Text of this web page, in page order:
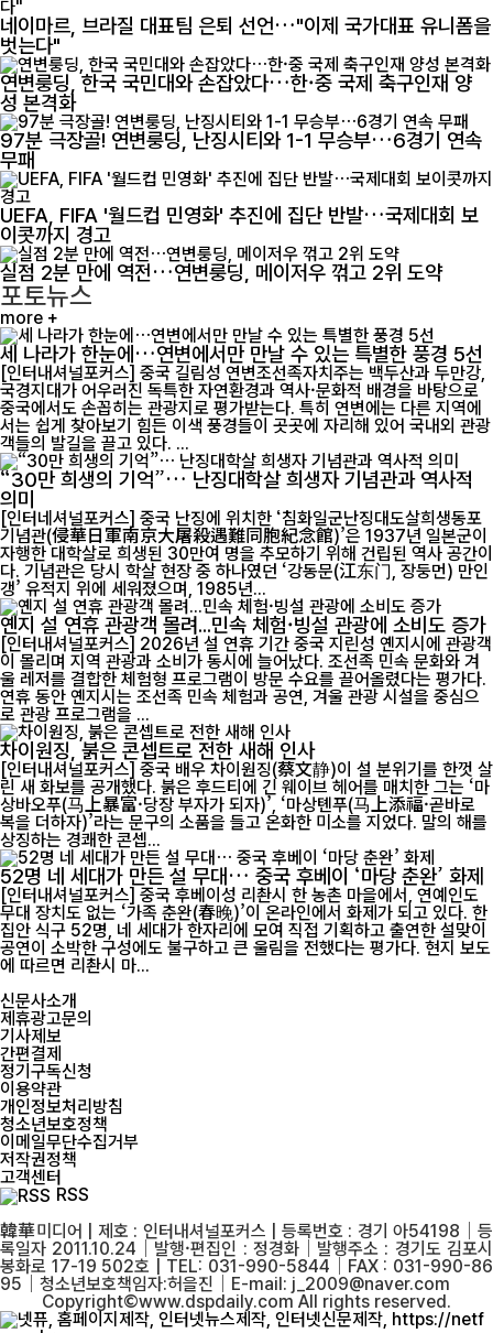
네이마르, 브라질 대표팀 은퇴 선언…"이제 국가대표 유니폼을
벗는다"
연변룽딩, 한국 국민대와 손잡았다…한·중 국제 축구인재 양
성 본격화
97분 극장골! 연변룽딩, 난징시티와 1-1 무승부…6경기 연속
무패
UEFA, FIFA '월드컵 민영화' 추진에 집단 반발…국제대회 보
이콧까지 경고
실점 2분 만에 역전…연변룽딩, 메이저우 꺾고 2위 도약
포토뉴스
more +
세 나라가 한눈에…연변에서만 만날 수 있는 특별한 풍경 5선
[인터내셔널포커스] 중국 길림성 연변조선족자치주는 백두산과 두만강,
국경지대가 어우러진 독특한 자연환경과 역사·문화적 배경을 바탕으로
중국에서도 손꼽히는 관광지로 평가받는다. 특히 연변에는 다른 지역에
서는 쉽게 찾아보기 힘든 이색 풍경들이 곳곳에 자리해 있어 국내외 관광
객들의 발길을 끌고 있다. ...
“30만 희생의 기억”… 난징대학살 희생자 기념관과 역사적
의미
[인터네셔널포커스] 중국 난징에 위치한 ‘침화일군난징대도살희생동포
기념관(侵華日軍南京大屠殺遇難同胞紀念館)’은 1937년 일본군이
자행한 대학살로 희생된 30만여 명을 추모하기 위해 건립된 역사 공간이
다. 기념관은 당시 학살 현장 중 하나였던 ‘강동문(江东门, 장둥먼) 만인
갱’ 유적지 위에 세워졌으며, 1985년...
옌지 설 연휴 관광객 몰려...민속 체험·빙설 관광에 소비도 증가
[인터내셔널포커스] 2026년 설 연휴 기간 중국 지린성 옌지시에 관광객
이 몰리며 지역 관광과 소비가 동시에 늘어났다. 조선족 민속 문화와 겨
울 레저를 결합한 체험형 프로그램이 방문 수요를 끌어올렸다는 평가다.
연휴 동안 옌지시는 조선족 민속 체험과 공연, 겨울 관광 시설을 중심으
로 관광 프로그램을 ...
차이원징, 붉은 콘셉트로 전한 새해 인사
[인터내셔널포커스] 중국 배우 차이원징(蔡文静)이 설 분위기를 한껏 살
린 새 화보를 공개했다. 붉은 후드티에 긴 웨이브 헤어를 매치한 그는 ‘마
상바오푸(马上暴富·당장 부자가 되자)’, ‘마상톈푸(马上添福·곧바로
복을 더하자)’라는 문구의 소품을 들고 온화한 미소를 지었다. 말의 해를
상징하는 경쾌한 콘셉...
52명 네 세대가 만든 설 무대… 중국 후베이 ‘마당 춘완’ 화제
[인터내셔널포커스] 중국 후베이성 리촨시 한 농촌 마을에서, 연예인도
무대 장치도 없는 ‘가족 춘완(春晚)’이 온라인에서 화제가 되고 있다. 한
집안 식구 52명, 네 세대가 한자리에 모여 직접 기획하고 출연한 설맞이
공연이 소박한 구성에도 불구하고 큰 울림을 전했다는 평가다. 현지 보도
에 따르면 리촨시 마...
신문사소개
제휴광고문의
기사제보
간편결제
정기구독신청
이용약관
개인정보처리방침
청소년보호정책
이메일무단수집거부
저작권정책
고객센터
RSS
韓華미디어 | 제호 : 인터내셔널포커스 | 등록번호 : 경기 아54198│등
록일자 2011.10.24│발행·편집인 : 정경화│발행주소 : 경기도 김포시
봉화로 17-19 502호 | TEL: 031-990-5844│FAX : 031-990-86
95│청소년보호책임자:허을진│E-mail: j_2009@naver.com
Copyright©www.dspdaily.com All rights reserved.